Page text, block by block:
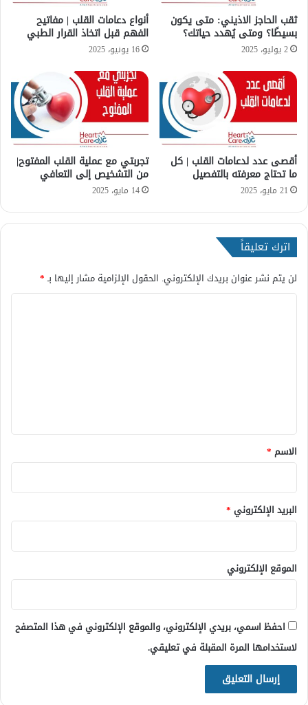
ي
م
ك
ع
ج
ه
؟
ا
ل
ن
م
ع
ر
ض
م
ر
ا
ل
ب
ثقب الحاجز الاذيني: متى يكون
بسيطًا؟ ومتى يُهدد حياتك؟
2 يوليو، 2025
أنواع دعامات القلب | مفاتيح
الفهم قبل اتخاذ القرار الطبي
16 يونيو، 2025
أقصى عدد لدعامات القلب | كل
ما تحتاج معرفته بالتفصيل
21 مايو، 2025
تجربتي مع عملية القلب المفتوح|
من التشخيص إلى التعافي
14 مايو، 2025
اترك تعليقاً
لن يتم نشر عنوان بريدك الإلكتروني. الحقول الإلزامية مشار إليها بـ*
*
الاسم *
البريد الإلكتروني *
الموقع الإلكتروني
احفظ اسمي، بريدي الإلكتروني، والموقع الإلكتروني في هذا المتصفح
لاستخدامها المرة المقبلة في تعليقي.